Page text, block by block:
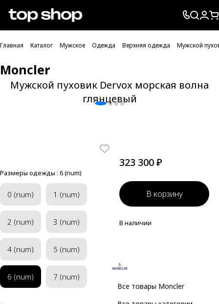
Проверка хлебных крошек
Главная Каталог Мужское Одежда Верхняя одежда Мужской
Moncler
Мужской пуховик Dervox морская волна
глянцевый
Размеры одежды : 6 (num)
0 (num) 1 (num)
2 (num) 3 (num)
4 (num) 5 (num)
6 (num) 7 (num)
323 300 ₽
В корзину
В наличии
Все товары Moncler